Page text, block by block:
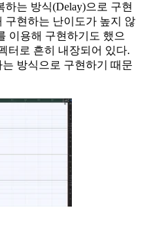
는 방식(Delay)으로 구현
구현하는 난이도가 높지 않
이용해 구현하기도 했으
터로 흔히 내장되어 있다.
방식으로 구현하기 때문